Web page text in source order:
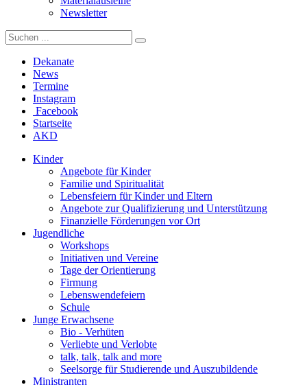
Newsletter
Dekanate
News
Termine
Instagram
Facebook
Startseite
AKD
Kinder
Angebote für Kinder
Familie und Spiritualität
Lebensfeiern für Kinder und Eltern
Angebote zur Qualifizierung und Unterstützung
Finanzielle Förderungen vor Ort
Jugendliche
Workshops
Initiativen und Vereine
Tage der Orientierung
Firmung
Lebenswendefeiern
Schule
Junge Erwachsene
Bio - Verhüten
Verliebte und Verlobte
talk, talk, talk and more
Seelsorge für Studierende und Auszubildende
Ministranten